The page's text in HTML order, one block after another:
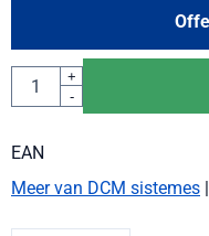
Aantal
+
-
EAN
Meer van DCM sistemes